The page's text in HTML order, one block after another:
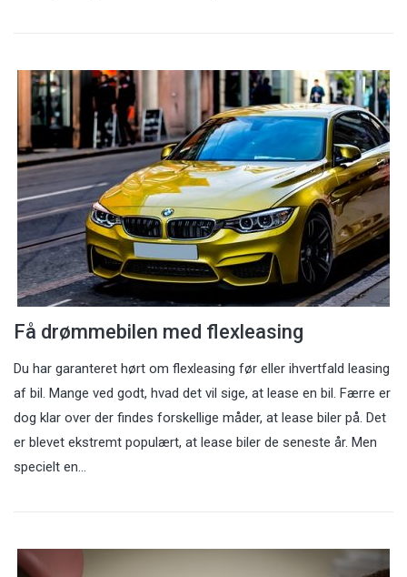
Få drømmebilen med flexleasing
Du har garanteret hørt om flexleasing før eller ihvertfald leasing
af bil. Mange ved godt, hvad det vil sige, at lease en bil. Færre er
dog klar over der findes forskellige måder, at lease biler på. Det
er blevet ekstremt populært, at lease biler de seneste år. Men
specielt en…